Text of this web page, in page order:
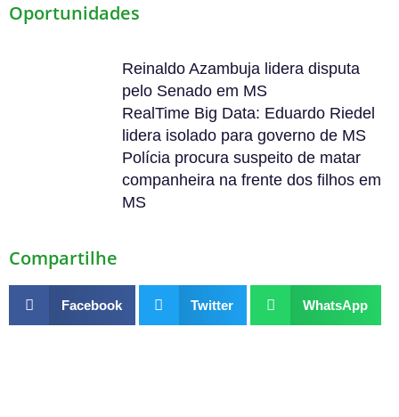
Oportunidades
Reinaldo Azambuja lidera disputa
pelo Senado em MS
RealTime Big Data: Eduardo Riedel
lidera isolado para governo de MS
Polícia procura suspeito de matar
companheira na frente dos filhos em
MS
Compartilhe
Facebook Twitter WhatsApp